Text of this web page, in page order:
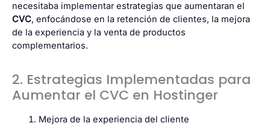
necesitaba implementar estrategias que aumentaran el
CVC, enfocándose en la retención de clientes, la mejora
de la experiencia y la venta de productos
complementarios.
2. Estrategias Implementadas para
Aumentar el CVC en Hostinger
Mejora de la experiencia del cliente